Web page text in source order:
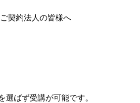
契約法人の皆様へ
ばず受講が可能です。